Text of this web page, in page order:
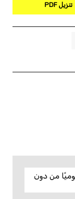
تنزيل PDF
عملتُ 14 ساعة يوميًا من دون